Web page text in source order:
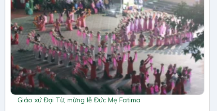
Giáo xứ Đại Từ, mừng lễ Đức Mẹ Fatima